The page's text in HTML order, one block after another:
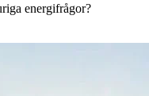
energifrågor?